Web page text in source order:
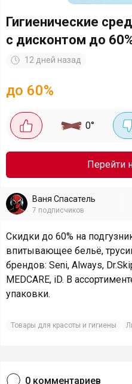
Гигиенические
с дисконтом до
12 дней назад
до 60%
0°
Перейти
Ваня Спасатель
7 подписчиков
Скидки до 60% на
впитывающее бельё,
брендов: Seni, Always,
MEDCARE, iD. В
упаковки.
Товары для красоты и гигиены
0 комментариев